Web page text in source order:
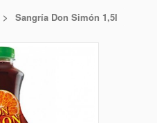
> Sangría Don Simón 1,5l